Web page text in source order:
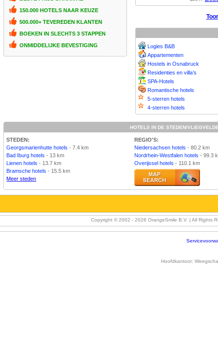
150.000 HOTELS NAAR KEUZE
500.000+ TEVEREDEN KLANTEN
BOEKEN IN SLECHTS 3 STAPPEN
ONMIDDELIJKE BEVESTIGING
Logies B&B
Appartementen
Hostels in Osnabruck
Residenties en villa’s
SPA-Hotels
Romantische hotels
5-sterren hotels
4-sterren hotels
HOTELS IN DE STEDEN/
STEDEN:
Georgsmarienhutte hotels - 7.4 km
Bad Iburg hotels - 13 km
Lienen hotels - 13.7 km
Bramsche hotels - 15.5 km
Meer steden
REGIO'S:
Niedersachsen hotels - 80.2 km
Nordrhein-Westfalen hotels - 99.3
Overijssel hotels - 110.1 km
Copyright © 2002 - 2026 OrangeSmile B.V. | All Rights
Hoofdkantoor: